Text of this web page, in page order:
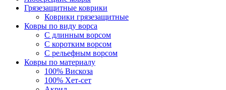
Грязезащитные коврики
Коврики грязезащитные
Ковры по виду ворса
С длинным ворсом
С коротким ворсом
С рельефным ворсом
Ковры по материалу
100% Вискоза
100% Хет-сет